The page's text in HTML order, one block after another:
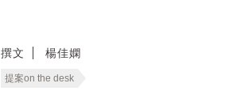
撰文 楊佳嫻
提案on the desk